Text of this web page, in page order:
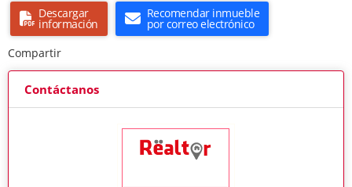
Descargar
información
Recomendar inmueble
por correo electrónico
Compartir
Contáctanos